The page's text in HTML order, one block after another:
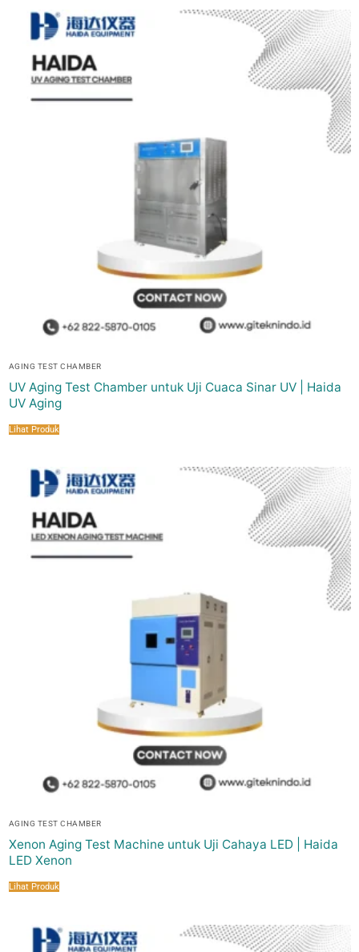
AGING TEST CHAMBER
UV Aging Test Chamber untuk Uji Cuaca Sinar UV | Haida
UV Aging
Lihat Produk
AGING TEST CHAMBER
Xenon Aging Test Machine untuk Uji Cahaya LED | Haida
LED Xenon
Lihat Produk